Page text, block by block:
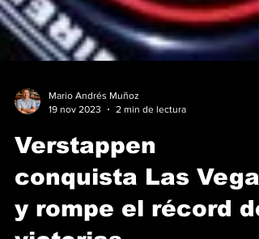
Mario Andrés Muñoz
19 nov 2023
2 min de lectura
Verstappen
conquista Las